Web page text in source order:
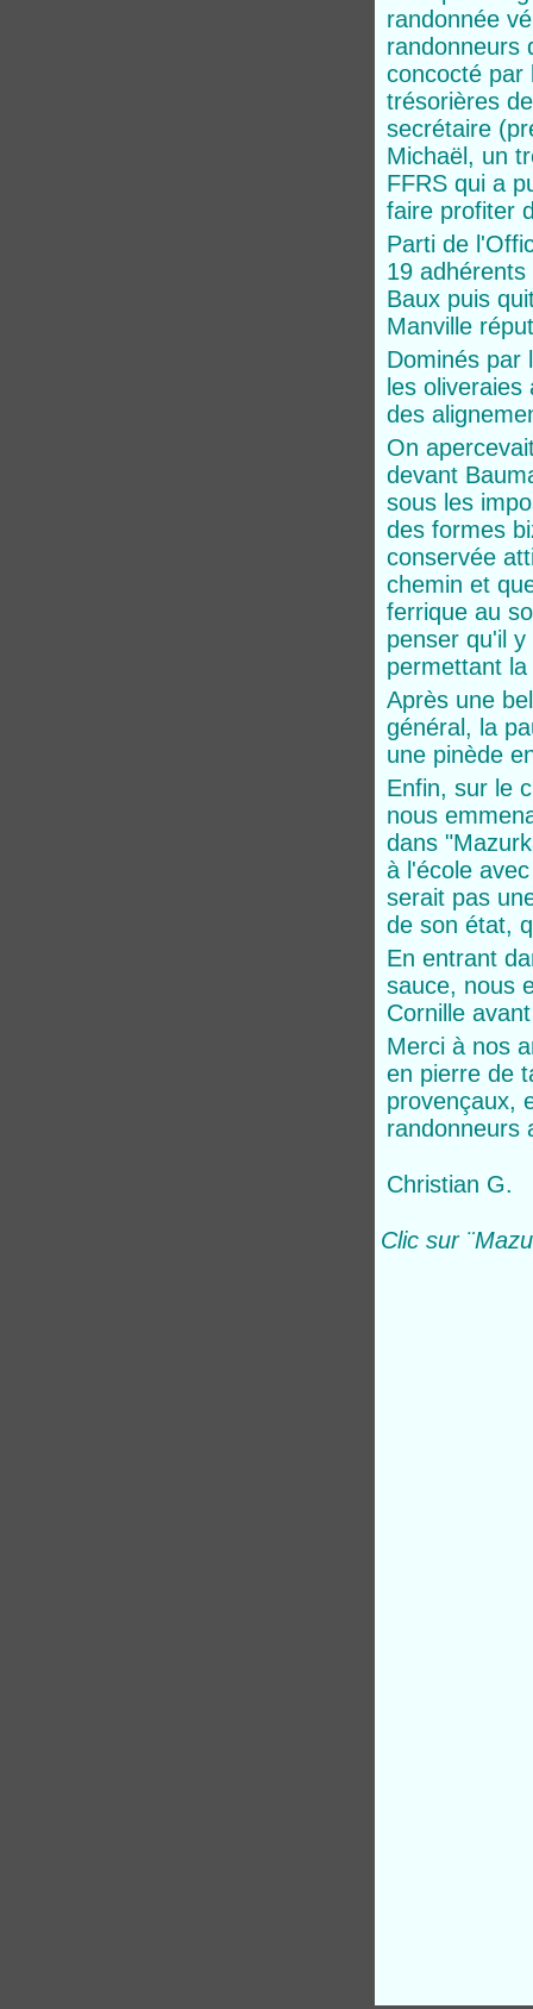
randonnée
randonneurs
concocté par
trésorières
secrétaire
Michaël, un
FFRS qui a
faire profiter
Parti de
19
Baux puis
Manville
Dominés par
les
des
On
devant
sous les
des formes
conservée
chemin et
ferrique au
penser qu'il
permettant
Après une
général, la
une pinède
Enfin, sur le
nous
dans
à l'école
serait pas
de son état,
En entrant
sauce, nous
Cornille
Merci à nos
en pierre de
provençaux,
randonneurs
Christian G.
Clic sur ¨